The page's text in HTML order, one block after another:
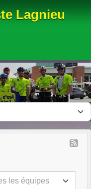
Lagnieu